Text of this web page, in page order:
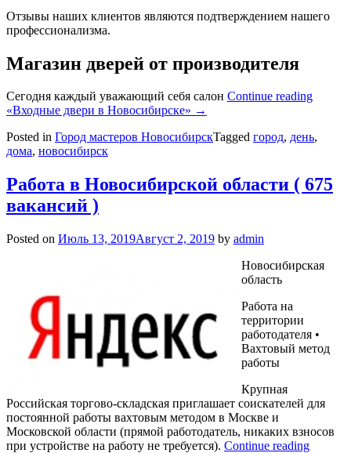
Отзывы наших клиентов являются подтверждением нашего
профессионализма.
Магазин дверей от производителя
Сегодня каждый уважающий себя салон Continue reading
«Входные двери в Новосибирске» →
Posted in Город мастеров НовосибирскTagged город, день,
дома, новосибирск
Работа в Новосибирской области ( 675
вакансий )
Posted on Июль 13, 2019Август 2, 2019 by admin
Новосибирская
область
Работа на
территории
работодателя •
Вахтовый метод
работы
Крупная
Российская торгово-складская приглашает соискателей для
постоянной работы вахтовым методом в Москве и
Московской области (прямой работодатель, никаких взносов
при устройстве на работу не требуется). Continue reading